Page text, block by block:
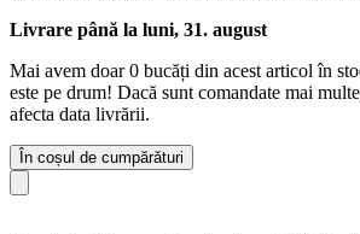
Livrare până la luni, 31. august
Mai avem doar 0 bucăți din acest articol în
este pe drum! Dacă sunt comandate mai
afecta data livrării.
În coșul de cumpărături